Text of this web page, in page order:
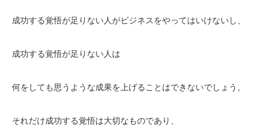
成功する覚悟が足りない人がビジネスをやってはいけないし、
成功する覚悟が足りない人は
何をしても思うような成果を上げることはできないでしょう。
それだけ成功する覚悟は大切なものであり、